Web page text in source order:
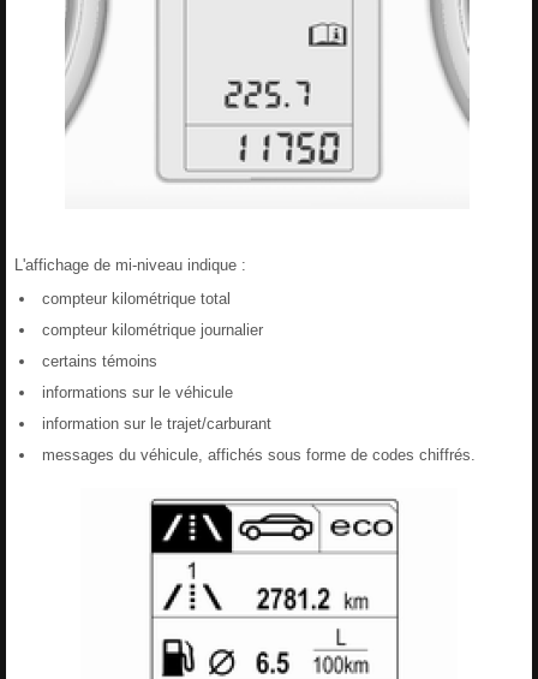
L'affichage de mi-niveau indique :
compteur kilométrique total
compteur kilométrique journalier
certains témoins
informations sur le véhicule
information sur le trajet/carburant
messages du véhicule, affichés sous forme de codes chiffrés.